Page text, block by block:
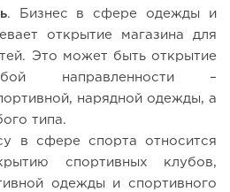
. Бизнес в сфере одежды и
открытие магазина для
Это может быть открытие
направленности –
нарядной одежды, а
типа.
в сфере спорта относится
спортивных клубов,
одежды и спортивного